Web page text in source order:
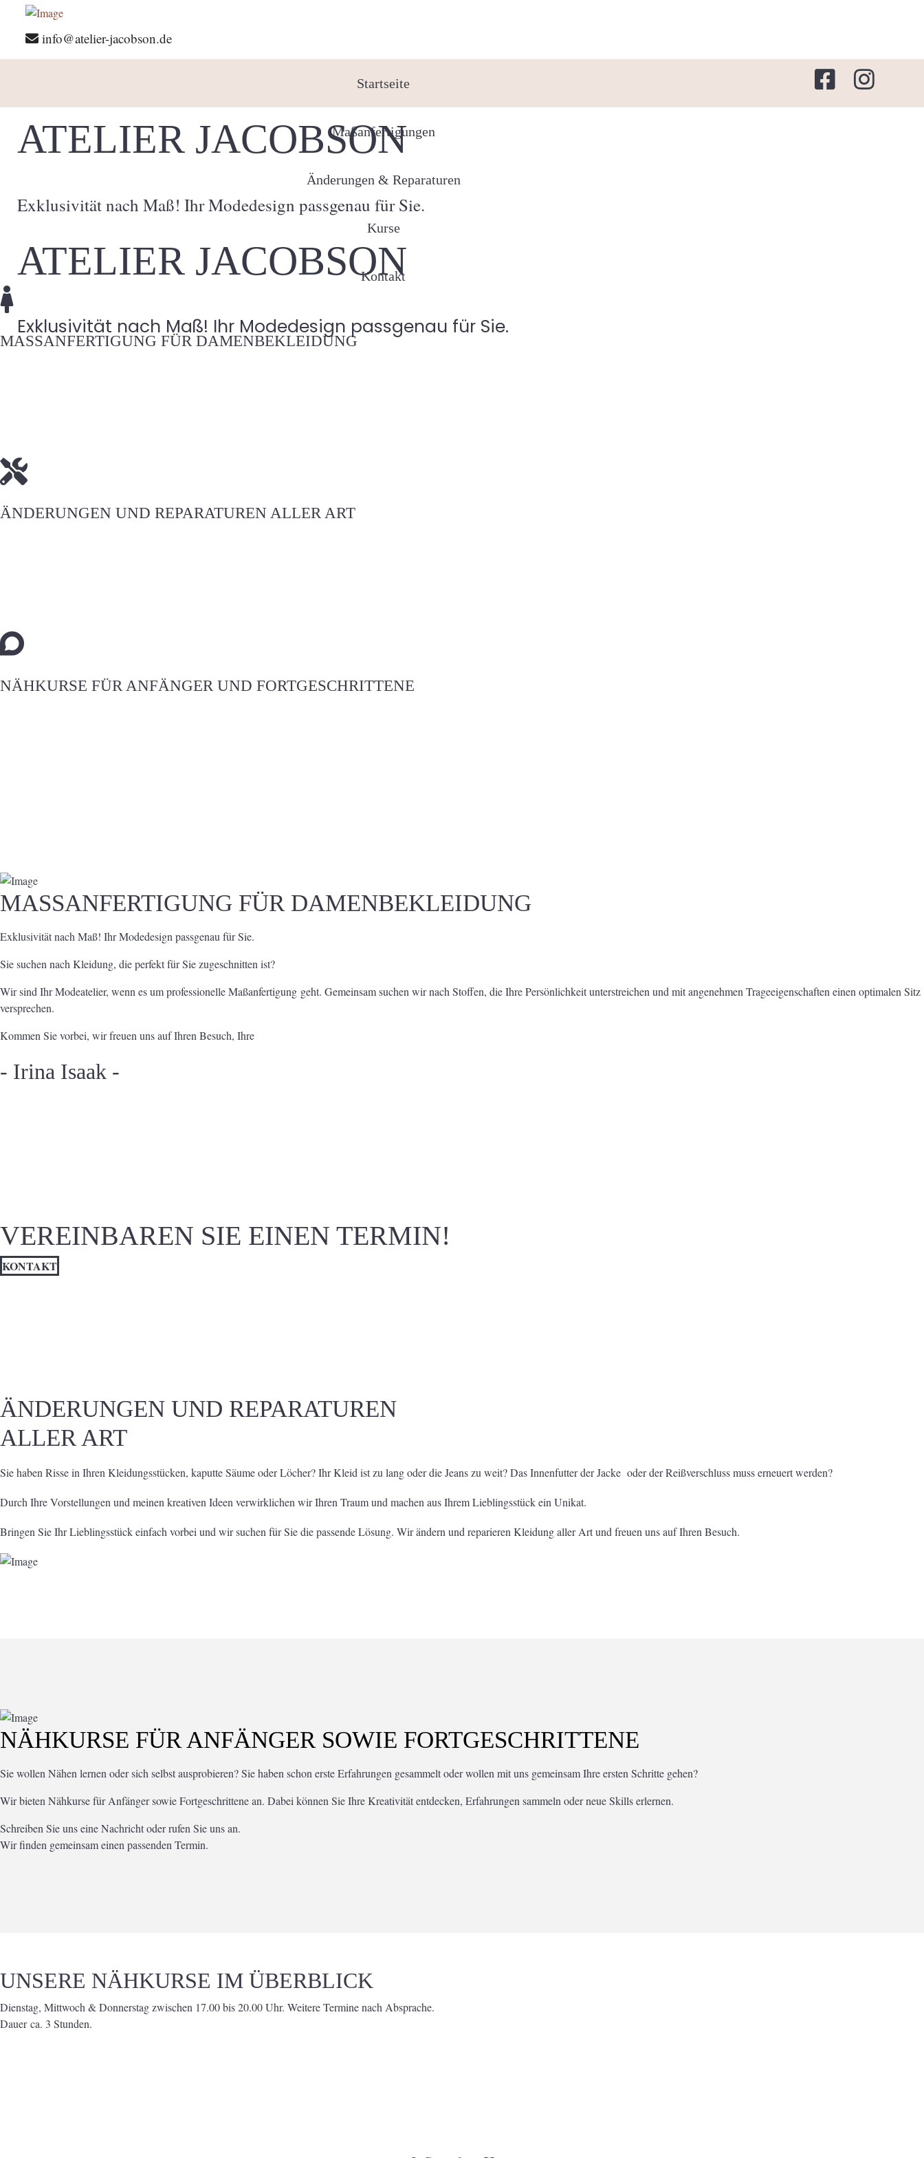
info@atelier-jacobson.de
Startseite
Maßanfertigungen
Änderungen & Reparaturen
Kurse
Kontakt
ATELIER JACOBSON
Exklusivität nach Maß! Ihr Modedesign passgenau für Sie.
ATELIER JACOBSON
Exklusivität nach Maß! Ihr Modedesign passgenau für Sie.
MASSANFERTIGUNG FÜR DAMENBEKLEIDUNG
ÄNDERUNGEN UND REPARATUREN ALLER ART
NÄHKURSE FÜR ANFÄNGER UND FORTGESCHRITTENE
MASSANFERTIGUNG FÜR DAMENBEKLEIDUNG
Exklusivität nach Maß! Ihr Modedesign passgenau für Sie.
Sie suchen nach Kleidung, die perfekt für Sie zugeschnitten ist?
Wir sind Ihr Modeatelier, wenn es um professionelle Maßanfertigung geht. Gemeinsam suchen wir nach Stoffen, die Ihre Persönlichkeit unterstreichen und mit angenehmen Trageeigenschaften einen optimalen Sitz
versprechen.
Kommen Sie vorbei, wir freuen uns auf Ihren Besuch, Ihre
- Irina Isaak -
VEREINBAREN SIE EINEN TERMIN!
KONTAKT
ÄNDERUNGEN UND REPARATUREN
ALLER ART
Sie haben Risse in Ihren Kleidungsstücken, kaputte Säume oder Löcher? Ihr Kleid ist zu lang oder die Jeans zu weit? Das Innenfutter der Jacke oder der Reißverschluss muss erneuert werden?
Durch Ihre Vorstellungen und meinen kreativen Ideen verwirklichen wir Ihren Traum und machen aus Ihrem Lieblingsstück ein Unikat.
Bringen Sie Ihr Lieblingsstück einfach vorbei und wir suchen für Sie die passende Lösung. Wir ändern und reparieren Kleidung aller Art und freuen uns auf Ihren Besuch.
NÄHKURSE FÜR ANFÄNGER SOWIE FORTGESCHRITTENE
Sie wollen Nähen lernen oder sich selbst ausprobieren? Sie haben schon erste Erfahrungen gesammelt oder wollen mit uns gemeinsam Ihre ersten Schritte gehen?
Wir bieten Nähkurse für Anfänger sowie Fortgeschrittene an. Dabei können Sie Ihre Kreativität entdecken, Erfahrungen sammeln oder neue Skills erlernen.
Schreiben Sie uns eine Nachricht oder rufen Sie uns an.
Wir finden gemeinsam einen passenden Termin.
UNSERE NÄHKURSE IM ÜBERBLICK
Dienstag, Mittwoch & Donnerstag zwischen 17.00 bis 20.00 Uhr. Weitere Termine nach Absprache.
Dauer ca. 3 Stunden.